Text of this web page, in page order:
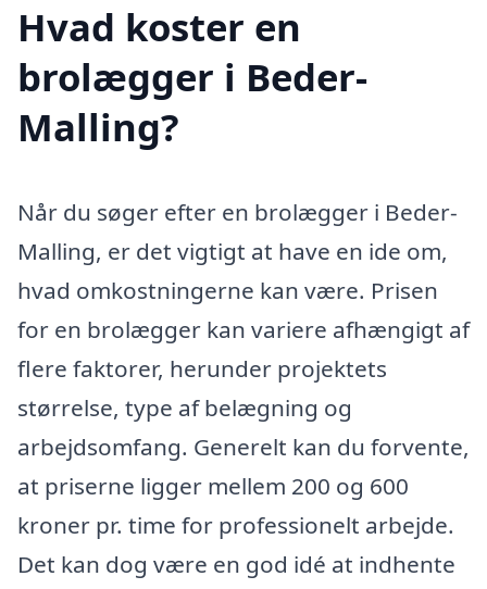
Hvad koster en
brolægger i Beder-
Malling?
Når du søger efter en brolægger i Beder-
Malling, er det vigtigt at have en ide om,
hvad omkostningerne kan være. Prisen
for en brolægger kan variere afhængigt af
flere faktorer, herunder projektets
størrelse, type af belægning og
arbejdsomfang. Generelt kan du forvente,
at priserne ligger mellem 200 og 600
kroner pr. time for professionelt arbejde.
Det kan dog være en god idé at indhente